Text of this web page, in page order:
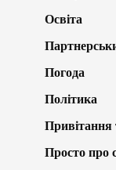
Освіта
Погода
Політика
Привітання
Просто про